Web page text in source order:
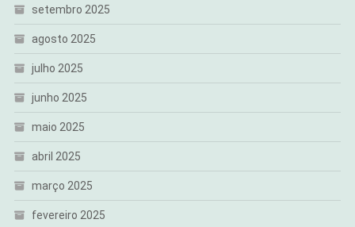
setembro 2025
agosto 2025
julho 2025
junho 2025
maio 2025
abril 2025
março 2025
fevereiro 2025